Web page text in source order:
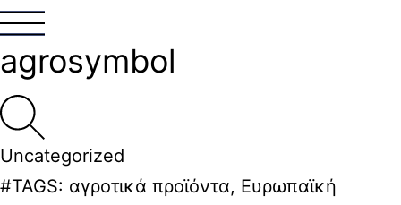
agrosymbol
Uncategorized
#TAGS: αγροτικά προϊόντα, Ευρωπαϊκή